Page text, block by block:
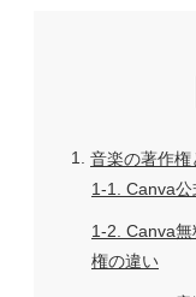
1 音楽の著作
1-1 Canva
1-2 Canva
権の違い